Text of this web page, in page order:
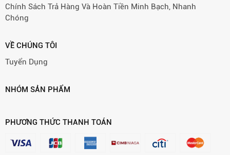
Chính Sách Trả Hàng Và Hoàn Tiền Minh Bạch, Nhanh
Chóng
VỀ CHÚNG TÔI
Tuyển Dụng
NHÓM SẢN PHẨM
PHƯƠNG THỨC THANH TOÁN